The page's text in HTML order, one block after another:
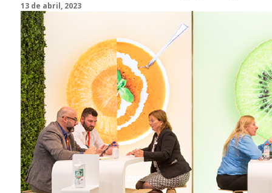
13 de abril, 2023